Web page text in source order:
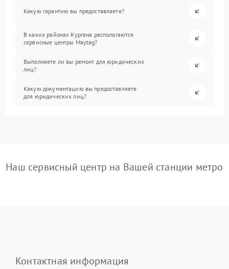
Какую гарантию вы предоставляете?
В каких районах Кургана располагаются
сервисные центры Maytag?
Выполняете ли вы ремонт для юридических
лиц?
Какую документацию вы предоставляете
для юридических лиц?
Наш сервисный центр на Вашей станции метро
Контактная информация